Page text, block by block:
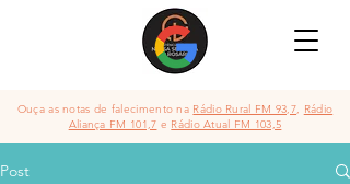
Ouça as notas de falecimento na Rádio Rural FM 93,7, Rádio
Aliança FM 101,7 e Rádio Atual FM 103,5
Post